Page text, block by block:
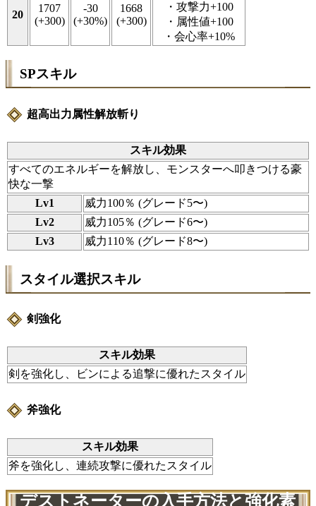
20
1707
(+300)
-30
(+30%)
1668
(+300)
・攻撃力+100
・属性値+100
・会心率+10%
SPスキル
超高出力属性解放斬り
スキル効果
すべてのエネルギーを解放し、モンスターへ叩きつける豪
快な一撃
Lv1
威力100％ (グレード5〜)
Lv2
威力105％ (グレード6〜)
Lv3
威力110％ (グレード8〜)
スタイル選択スキル
剣強化
スキル効果
剣を強化し、ビンによる追撃に優れたスタイル
斧強化
スキル効果
斧を強化し、連続攻撃に優れたスタイル
デストネーターの入手方法と強化素